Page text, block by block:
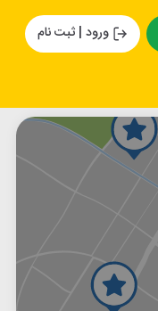
ورود | ثبت نام